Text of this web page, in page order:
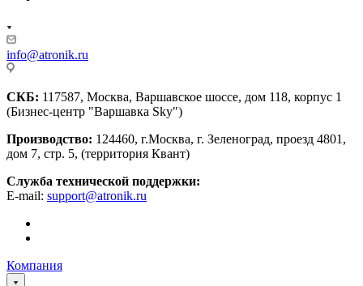
info@atronik.ru
СКБ: 117587, Москва, Варшавское шоссе, дом 118, корпус 1
(Бизнес-центр "Варшавка Sky")
Производство: 124460, г.Москва, г. Зеленоград, проезд 4801,
дом 7, стр. 5, (территория Квант)
Служба технической поддержки:
E-mail: support@atronik.ru
Компания